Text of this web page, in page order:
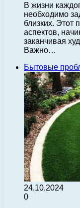
В жизни
необходимо
близких. Этот
аспектов,
заканчивая
Важно…
Бытовые
24.10.2024
0